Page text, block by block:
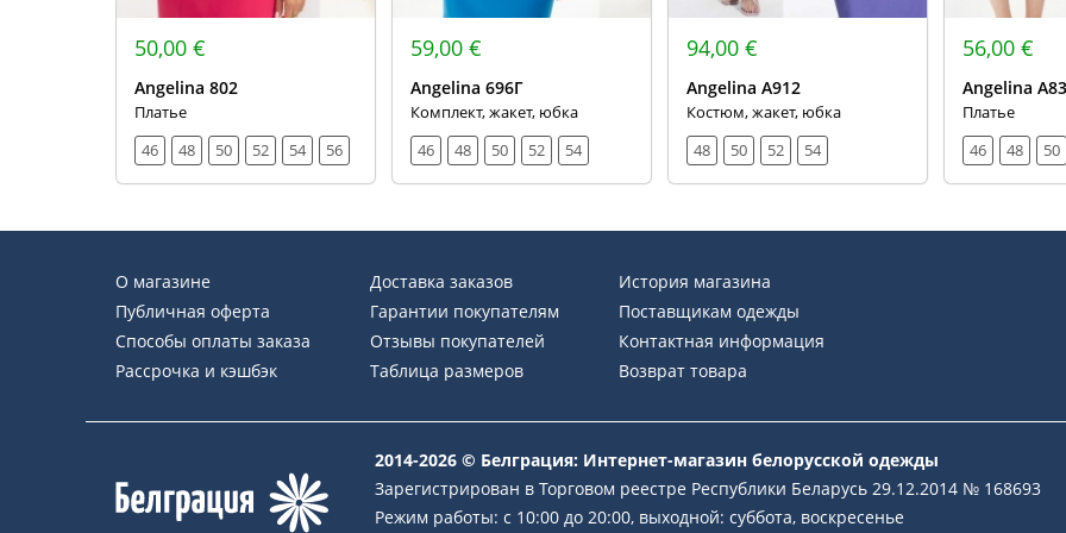
50,00 €
Angelina 802
Платье
46
48 50 52 54 56
59,00 €
Angelina 696Г
Комплект, жакет, юбка
46
48 50 52 54
94,00 €
Angelina А912
Костюм, жакет, юбка
48
50 52 54
56,00 €
Angelina
Платье
46
48 50
О магазине
Публичная оферта
Способы оплаты заказа
Рассрочка и кэшбэк
Доставка заказов
Гарантии покупателям
Отзывы покупателей
Таблица размеров
История магазина
Поставщикам одежды
Контактная информация
Возврат товара
2014-2026 © Белграция: Интернет-магазин белорусской одежды
Зарегистрирован в Торговом реестре Республики Беларусь 29.12.2014 № 168693
Режим работы: с 10:00 до 20:00, выходной: суббота, воскресенье